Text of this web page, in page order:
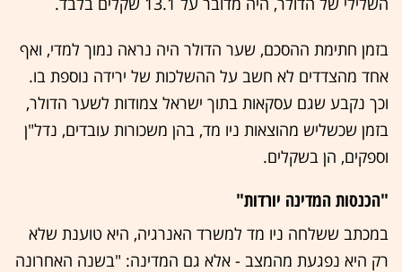
בזמן חתימת ההסכם, שער הדולר היה נראה נמוך למדי, ואף
אחד מהצדדים לא חשב על ההשלכות של ירידה נוספת בו.
וכך נקבע שגם עסקאות בתוך ישראל צמודות לשער הדולר,
בזמן שכשליש מהוצאות ניו מד, בהן משכורות עובדים, נדל"ן
וספקים, הן בשקלים.
"הכנסות המדינה יורדות"
במכתב ששלחה ניו מד למשרד האנרגיה, היא טוענת שלא
רק היא נפגעת מהמצב - אלא גם המדינה: "בשנה האחרונה